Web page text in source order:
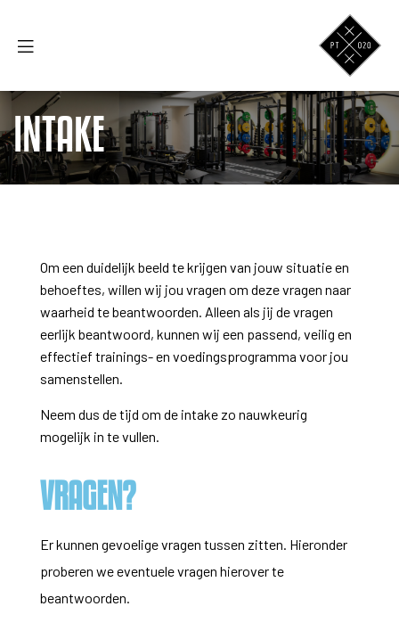
INTAKE
Om een duidelijk beeld te krijgen van jouw situatie en
behoeftes, willen wij jou vragen om deze vragen naar
waarheid te beantwoorden. Alleen als jij de vragen
eerlijk beantwoord, kunnen wij een passend, veilig en
effectief trainings- en voedingsprogramma voor jou
samenstellen.
Neem dus de tijd om de intake zo nauwkeurig
mogelijk in te vullen.
VRAGEN?
Er kunnen gevoelige vragen tussen zitten. Hieronder
proberen we eventuele vragen hierover te
beantwoorden.